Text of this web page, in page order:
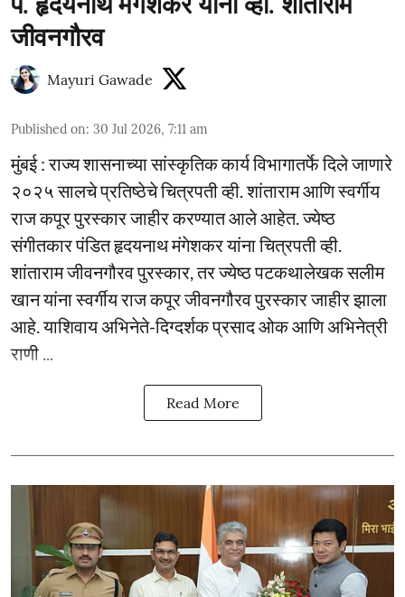
जीवनगौरव
Mayuri Gawade
Published on: 30 Jul 2026, 7:11 am
मुंबई : राज्य शासनाच्या सांस्कृतिक कार्य विभागातर्फे दिले जाणारे
२०२५ सालचे प्रतिष्ठेचे चित्रपती व्ही. शांताराम आणि स्वर्गीय
राज कपूर पुरस्कार जाहीर करण्यात आले आहेत. ज्येष्ठ
संगीतकार पंडित हृदयनाथ मंगेशकर यांना चित्रपती व्ही.
शांताराम जीवनगौरव पुरस्कार, तर ज्येष्ठ पटकथालेखक सलीम
खान यांना स्वर्गीय राज कपूर जीवनगौरव पुरस्कार जाहीर झाला
आहे. याशिवाय अभिनेते-दिग्दर्शक प्रसाद ओक आणि अभिनेत्री
राणी ...
Read More